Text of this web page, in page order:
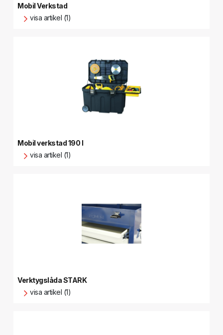
Mobil Verkstad
visa artikel (1)
Mobil verkstad 190 l
visa artikel (1)
Verktygslåda STARK
visa artikel (1)